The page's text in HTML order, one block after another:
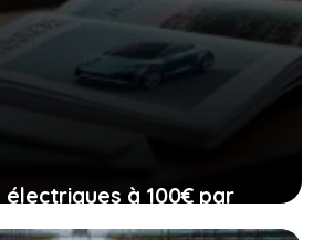
à 100€ par
bientôt être à